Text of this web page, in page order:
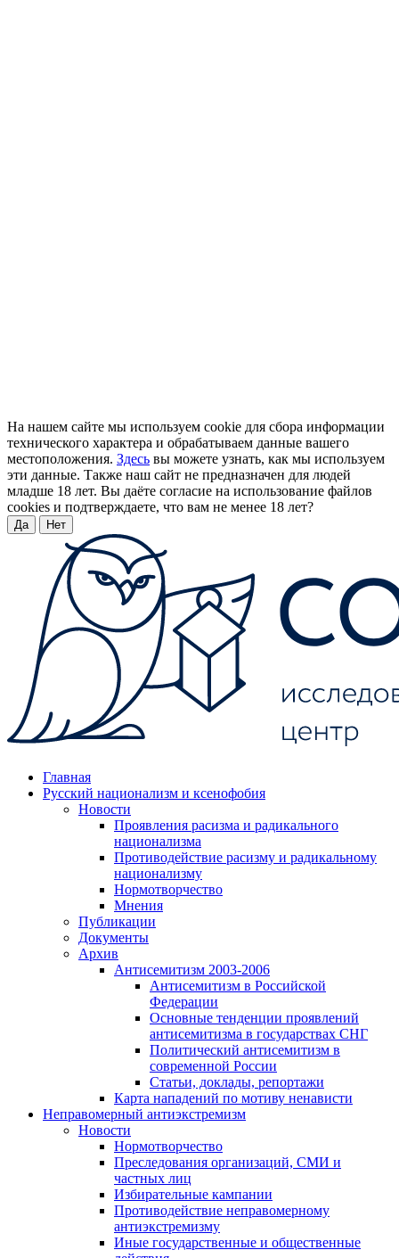
На нашем сайте мы используем cookie для сбора информации
технического характера и обрабатываем данные вашего
местоположения. Здесь вы можете узнать, как мы используем
эти данные. Также наш сайт не предназначен для людей
младше 18 лет. Вы даёте согласие на использование файлов
cookies и подтверждаете, что вам не менее 18 лет?
Да Нет
Главная
Русский национализм и ксенофобия
Новости
Проявления расизма и радикального
национализма
Противодействие расизму и радикальному
национализму
Нормотворчество
Мнения
Публикации
Документы
Архив
Антисемитизм 2003-2006
Антисемитизм в Российской
Федерации
Основные тенденции проявлений
антисемитизма в государствах СНГ
Политический антисемитизм в
современной России
Статьи, доклады, репортажи
Карта нападений по мотиву ненависти
Неправомерный антиэкстремизм
Новости
Нормотворчество
Преследования организаций, СМИ и
частных лиц
Избирательные кампании
Противодействие неправомерному
антиэкстремизму
Иные государственные и общественные